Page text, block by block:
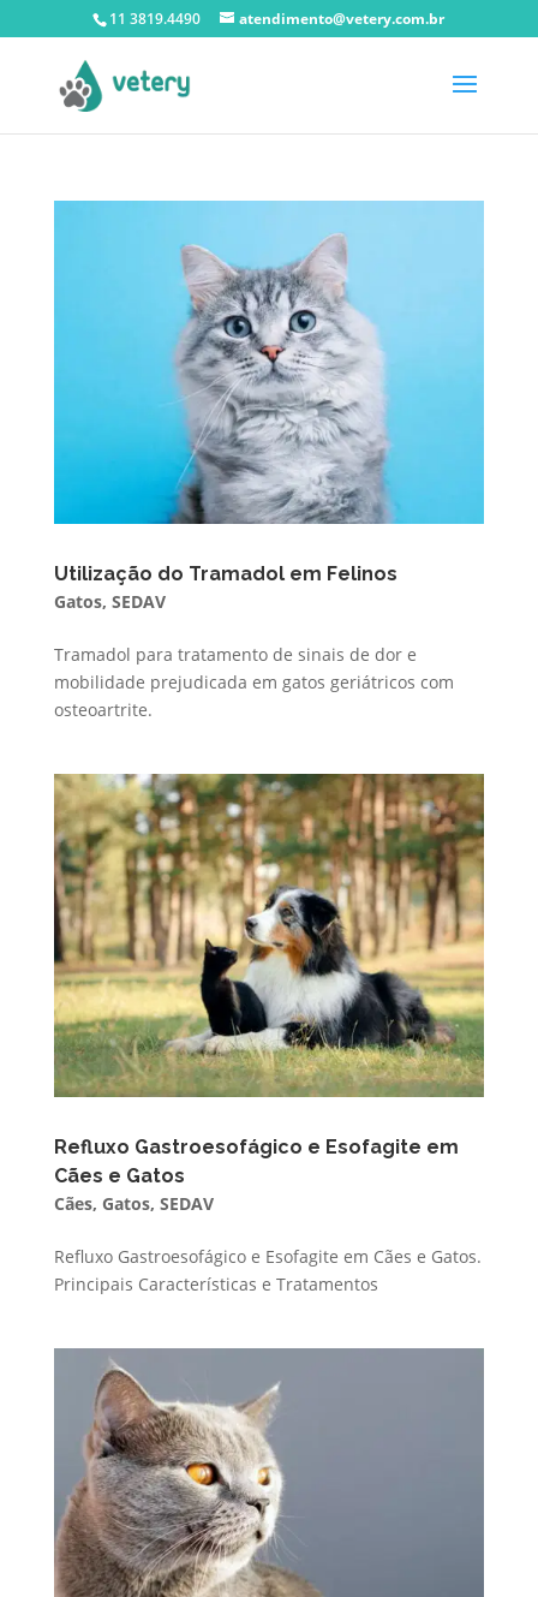
11 3819.4490 atendimento@vetery.com.br
Utilização do Tramadol em Felinos
Gatos, SEDAV
Tramadol para tratamento de sinais de dor e
mobilidade prejudicada em gatos geriátricos com
osteoartrite.
Refluxo Gastroesofágico e Esofagite em
Cães e Gatos
Cães, Gatos, SEDAV
Refluxo Gastroesofágico e Esofagite em Cães e Gatos.
Principais Características e Tratamentos